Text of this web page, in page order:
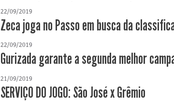
22/09/2019
Zeca joga no Passo em busca da
22/09/2019
Gurizada garante a segunda melhor
21/09/2019
SERVIÇO DO JOGO: São José x Grêmio